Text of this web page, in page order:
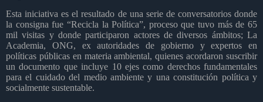
Esta iniciativa es el resultado de una serie de conversatorios donde
la consigna fue “Recicla la Política”, proceso que tuvo más de 65
mil visitas y donde participaron actores de diversos ámbitos; La
Academia, ONG, ex autoridades de gobierno y expertos en
políticas públicas en materia ambiental, quienes acordaron suscribir
un documento que incluye 10 ejes como derechos fundamentales
para el cuidado del medio ambiente y una constitución política y
socialmente sustentable.